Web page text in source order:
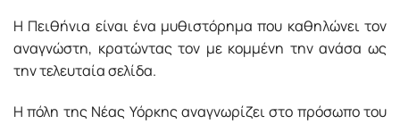
Η Πειθήνια είναι ένα μυθιστόρημα που καθηλώνει τον
αναγνώστη, κρατώντας τον με κομμένη την ανάσα ως
την τελευταία σελίδα.
Η πόλη της Νέας Υόρκης αναγνωρίζει στο πρόσωπο του